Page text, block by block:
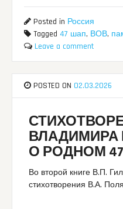
Posted in Россия
Tagged47 шап, ВОВ,
Leave a comment
POSTED ON 02.03.2026
ВЛАДИМИРА
О РОДНОМ
Во второй книге В.П.
стихотворения В.А.